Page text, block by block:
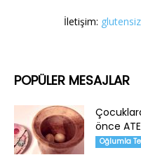
İletişim:
POPÜLER MESAJLAR
önce
Oğlumla